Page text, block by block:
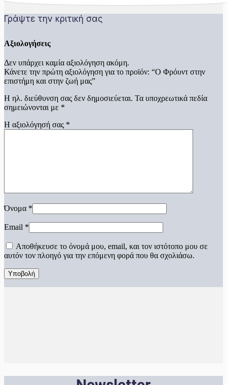
Γράψτε την κριτική σας
Αξιολογήσεις
Δεν υπάρχει καμία αξιολόγηση ακόμη.
Κάνετε την πρώτη αξιολόγηση για το προϊόν: “Ο Φρόυντ στην
επιστήμη και στην ζωή μας”
Η ηλ. διεύθυνση σας δεν δημοσιεύεται. Τα υποχρεωτικά πεδία
σημειώνονται με *
Η αξιολόγησή σας *
Όνομα *
Email *
Αποθήκευσε το όνομά μου, email, και τον ιστότοπο μου σε
αυτόν τον πλοηγό για την επόμενη φορά που θα σχολιάσω.